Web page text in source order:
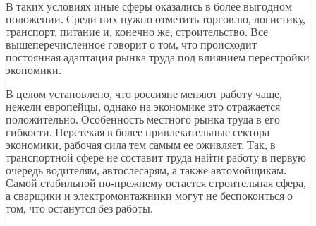
В таких условиях иные сферы оказались в более выгодном
положении. Среди них нужно отметить торговлю, логистику,
транспорт, питание и, конечно же, строительство. Все
вышеперечисленное говорит о том, что происходит
постоянная адаптация рынка труда под влиянием перестройки
экономики.
В целом установлено, что россияне меняют работу чаще,
нежели европейцы, однако на экономике это отражается
положительно. Особенность местного рынка труда в его
гибкости. Перетекая в более привлекательные сектора
экономики, рабочая сила тем самым ее оживляет. Так, в
транспортной сфере не составит труда найти работу в первую
очередь водителям, автослесарям, а также автомойщикам.
Самой стабильной по-прежнему остается строительная сфера,
а сварщики и электромонтажники могут не беспокоиться о
том, что останутся без работы.